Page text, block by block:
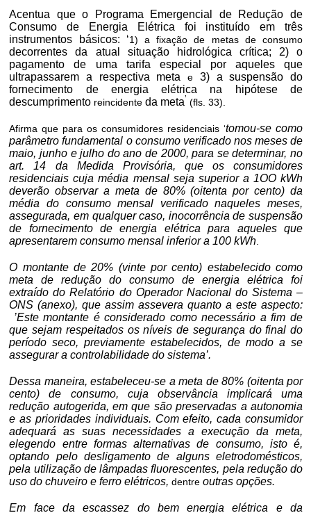
Acentua que o Programa Emergencial de Redução de
Consumo de Energia Elétrica foi instituído em três
instrumentos básicos: ‘1) a fixação de metas de consumo
decorrentes da atual situação hidrológica crítica; 2) o
pagamento de uma tarifa especial por aqueles que
ultrapassarem a respectiva meta e 3) a suspensão do
fornecimento de energia elétrica na hipótese de
descumprimento reincidenteda meta’ (fls. 33).
Afirma que para os consumidores residenciais ‘tomou-se como
parâmetro fundamental o consumo verificado nos meses de
maio, junho e julho do ano de 2000, para se determinar, no
art. 14 da Medida Provisória, que os consumidores
residenciais cuja média mensal seja superior a 1OO kWh
deverão observar a meta de 80% (oitenta por cento) da
média do consumo mensal verificado naqueles meses,
assegurada, em qualquer caso, inocorrência de suspensão
de fornecimento de energia elétrica para aqueles que
apresentarem consumo mensal inferior a 100 kWh.
O montante de 20% (vinte por cento) estabelecido como
meta de redução do consumo de energia elétrica foi
extraído do Relatório do Operador Nacional do Sistema –
ONS (anexo), que assim assevera quanto a este aspecto:
’Este montante é considerado como necessário a fim de
que sejam respeitados os níveis de segurança do final do
período seco, previamente estabelecidos, de modo a se
assegurar a controlabilidade do sistema’.
Dessa maneira, estabeleceu-se a meta de 80% (oitenta por
cento) de consumo, cuja observância implicará uma
redução autogerida, em que são preservadas a autonomia
e as prioridades individuais. Com efeito, cada consumidor
adequará as suas necessidades a execução da meta,
elegendo entre formas alternativas de consumo, isto é,
optando pelo desligamento de alguns eletrodomésticos,
pela utilização de lâmpadas fluorescentes, pela redução do
uso do chuveiro e ferro elétricos, dentre outras opções.
Em face da escassez do bem energia elétrica e da